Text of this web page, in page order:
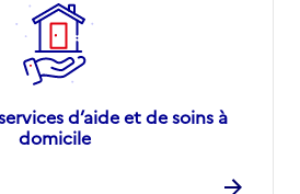
d’aide et de soins à
domicile